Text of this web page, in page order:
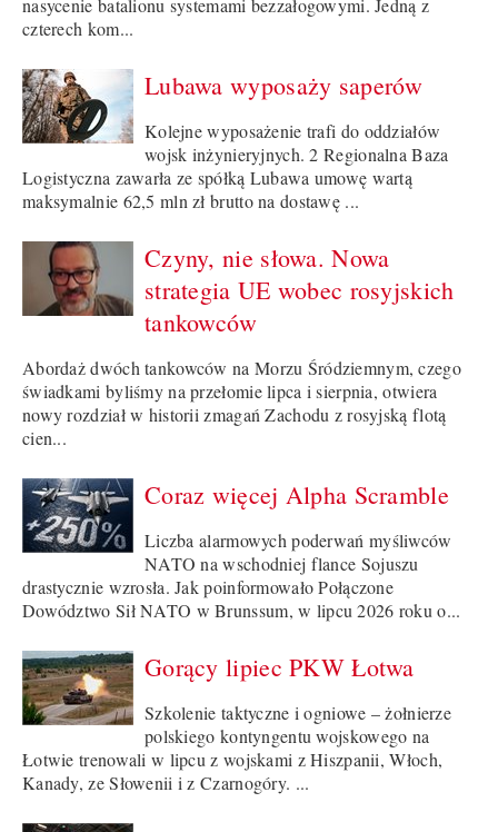
nasycenie batalionu systemami bezzałogowymi. Jedną z
czterech kom...
Lubawa wyposaży saperów
Kolejne wyposażenie trafi do oddziałów
wojsk inżynieryjnych. 2 Regionalna Baza
Logistyczna zawarła ze spółką Lubawa umowę wartą
maksymalnie 62,5 mln zł brutto na dostawę ...
Czyny, nie słowa. Nowa
strategia UE wobec rosyjskich
tankowców
Abordaż dwóch tankowców na Morzu Śródziemnym, czego
świadkami byliśmy na przełomie lipca i sierpnia, otwiera
nowy rozdział w historii zmagań Zachodu z rosyjską flotą
cien...
Coraz więcej Alpha Scramble
Liczba alarmowych poderwań myśliwców
NATO na wschodniej flance Sojuszu
drastycznie wzrosła. Jak poinformowało Połączone
Dowództwo Sił NATO w Brunssum, w lipcu 2026 roku o...
Gorący lipiec PKW Łotwa
Szkolenie taktyczne i ogniowe – żołnierze
polskiego kontyngentu wojskowego na
Łotwie trenowali w lipcu z wojskami z Hiszpanii, Włoch,
Kanady, ze Słowenii i z Czarnogóry. ...